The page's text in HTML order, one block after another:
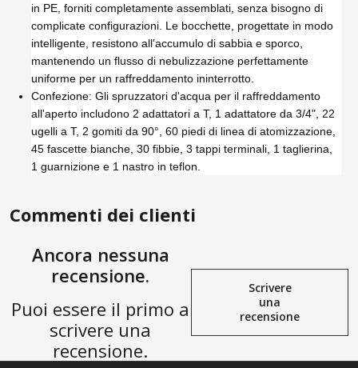
in PE, forniti completamente assemblati, senza bisogno di
complicate configurazioni. Le bocchette, progettate in modo
intelligente, resistono all'accumulo di sabbia e sporco,
mantenendo un flusso di nebulizzazione perfettamente
uniforme per un raffreddamento ininterrotto.
Confezione: Gli spruzzatori d'acqua per il raffreddamento
all'aperto includono 2 adattatori a T, 1 adattatore da 3/4", 22
ugelli a T, 2 gomiti da 90°, 60 piedi di linea di atomizzazione,
45 fascette bianche, 30 fibbie, 3 tappi terminali, 1 taglierina,
1 guarnizione e 1 nastro in teflon.
Commenti dei clienti
Ancora nessuna
recensione.
Puoi essere il primo a
scrivere una
recensione.
Scrivere
una
recensione